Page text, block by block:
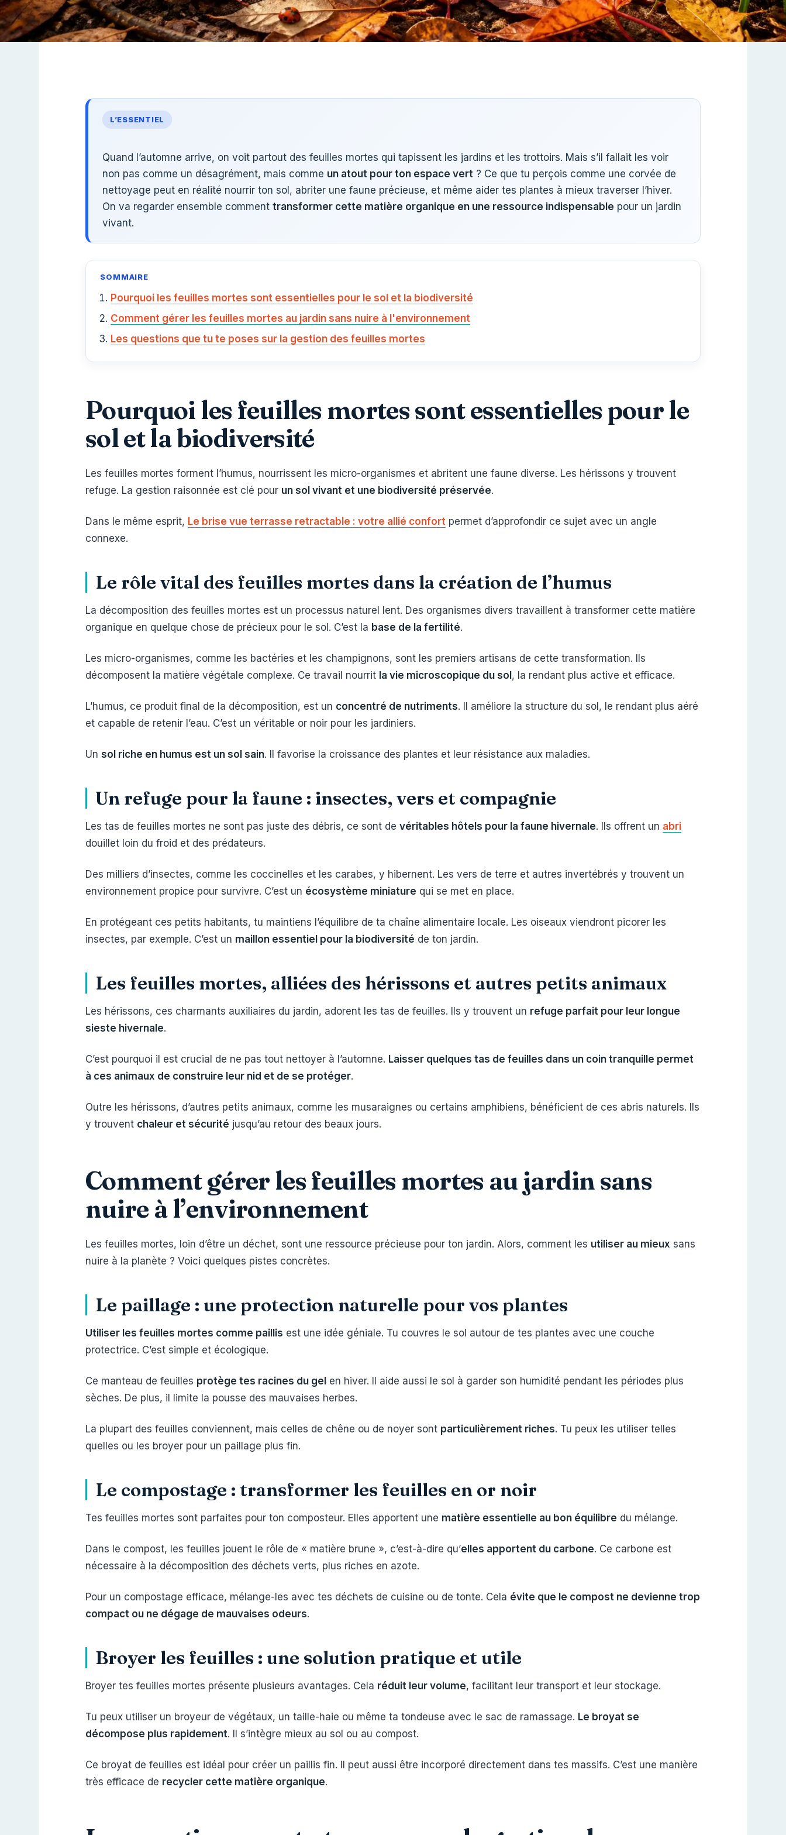
L’ESSENTIEL
Quand l’automne arrive, on voit partout des feuilles mortes qui tapissent les jardins et les trottoirs. Mais s’il fallait les voir
non pas comme un désagrément, mais comme un atout pour ton espace vert ? Ce que tu perçois comme une corvée de
nettoyage peut en réalité nourrir ton sol, abriter une faune précieuse, et même aider tes plantes à mieux traverser l’hiver.
On va regarder ensemble comment transformer cette matière organique en une ressource indispensable pour un jardin
vivant.
SOMMAIRE
Pourquoi les feuilles mortes sont essentielles pour le sol et la biodiversité
Comment gérer les feuilles mortes au jardin sans nuire à l'environnement
Les questions que tu te poses sur la gestion des feuilles mortes
Pourquoi les feuilles mortes sont essentielles pour le
sol et la biodiversité
Les feuilles mortes forment l’humus, nourrissent les micro-organismes et abritent une faune diverse. Les hérissons y trouvent
refuge. La gestion raisonnée est clé pour un sol vivant et une biodiversité préservée.
Dans le même esprit, Le brise vue terrasse retractable : votre allié confort permet d’approfondir ce sujet avec un angle
connexe.
Le rôle vital des feuilles mortes dans la création de l’humus
La décomposition des feuilles mortes est un processus naturel lent. Des organismes divers travaillent à transformer cette matière
organique en quelque chose de précieux pour le sol. C’est la base de la fertilité.
Les micro-organismes, comme les bactéries et les champignons, sont les premiers artisans de cette transformation. Ils
décomposent la matière végétale complexe. Ce travail nourrit la vie microscopique du sol , la rendant plus active et efficace.
L’humus, ce produit final de la décomposition, est un concentré de nutriments. Il améliore la structure du sol, le rendant plus aéré
et capable de retenir l’eau. C’est un véritable or noir pour les jardiniers.
Un sol riche en humus est un sol sain. Il favorise la croissance des plantes et leur résistance aux maladies.
Un refuge pour la faune : insectes, vers et compagnie
Les tas de feuilles mortes ne sont pas juste des débris, ce sont de véritables hôtels pour la faune hivernale. Ils offrent un abri
douillet loin du froid et des prédateurs.
Des milliers d’insectes, comme les coccinelles et les carabes, y hibernent. Les vers de terre et autres invertébrés y trouvent un
environnement propice pour survivre. C’est un écosystème miniature qui se met en place.
En protégeant ces petits habitants, tu maintiens l’équilibre de ta chaîne alimentaire locale. Les oiseaux viendront picorer les
insectes, par exemple. C’est un maillon essentiel pour la biodiversité de ton jardin.
Les feuilles mortes, alliées des hérissons et autres petits animaux
Les hérissons, ces charmants auxiliaires du jardin, adorent les tas de feuilles. Ils y trouvent un refuge parfait pour leur longue
sieste hivernale.
C’est pourquoi il est crucial de ne pas tout nettoyer à l’automne. Laisser quelques tas de feuilles dans un coin tranquille permet
à ces animaux de construire leur nid et de se protéger.
Outre les hérissons, d’autres petits animaux, comme les musaraignes ou certains amphibiens, bénéficient de ces abris naturels. Ils
y trouvent chaleur et sécurité jusqu’au retour des beaux jours.
Comment gérer les feuilles mortes au jardin sans
nuire à l’environnement
Les feuilles mortes, loin d’être un déchet, sont une ressource précieuse pour ton jardin. Alors, comment les utiliser au mieux sans
nuire à la planète ? Voici quelques pistes concrètes.
Le paillage : une protection naturelle pour vos plantes
Utiliser les feuilles mortes comme paillis est une idée géniale. Tu couvres le sol autour de tes plantes avec une couche
protectrice. C’est simple et écologique.
Ce manteau de feuilles protège tes racines du gel en hiver. Il aide aussi le sol à garder son humidité pendant les périodes plus
sèches. De plus, il limite la pousse des mauvaises herbes.
La plupart des feuilles conviennent, mais celles de chêne ou de noyer sont particulièrement riches. Tu peux les utiliser telles
quelles ou les broyer pour un paillage plus fin.
Le compostage : transformer les feuilles en or noir
Tes feuilles mortes sont parfaites pour ton composteur. Elles apportent une matière essentielle au bon équilibre du mélange.
Dans le compost, les feuilles jouent le rôle de « matière brune », c’est-à-dire qu’elles apportent du carbone. Ce carbone est
nécessaire à la décomposition des déchets verts, plus riches en azote.
Pour un compostage efficace, mélange-les avec tes déchets de cuisine ou de tonte. Cela évite que le compost ne devienne trop
compact ou ne dégage de mauvaises odeurs.
Broyer les feuilles : une solution pratique et utile
Broyer tes feuilles mortes présente plusieurs avantages. Cela réduit leur volume, facilitant leur transport et leur stockage.
Tu peux utiliser un broyeur de végétaux, un taille-haie ou même ta tondeuse avec le sac de ramassage. Le broyat se
décompose plus rapidement. Il s’intègre mieux au sol ou au compost.
Ce broyat de feuilles est idéal pour créer un paillis fin. Il peut aussi être incorporé directement dans tes massifs. C’est une manière
très efficace de recycler cette matière organique.